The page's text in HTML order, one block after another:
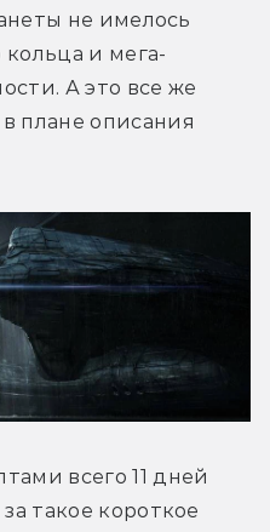
не имелось
кольца и мега-
А это все же
плане описания
всего 11 дней
такое короткое